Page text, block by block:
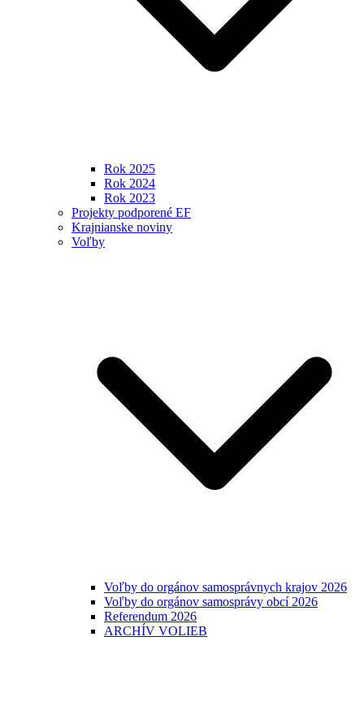
Rok 2025
Rok 2024
Rok 2023
Projekty podporené EF
Krajnianske noviny
Voľby
Voľby do orgánov samosprávnych krajov 2026
Voľby do orgánov samosprávy obcí 2026
Referendum 2026
ARCHÍV VOLIEB